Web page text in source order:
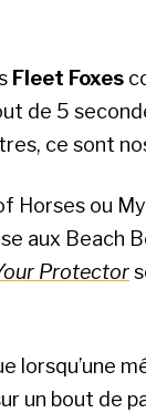
Fleet Foxes
de 5
ce sont
Horses ou
aux Beach
Protector
lorsqu’une
un bout de